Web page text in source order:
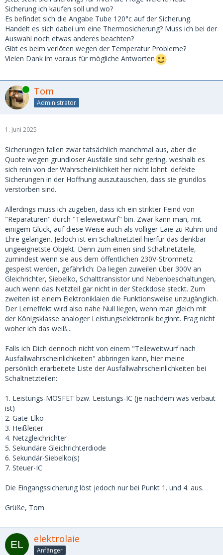
Sicherung ich kaufen soll und wo?
Es befindet sich die Angabe Tube 120°c auf der Sicherung.
Handelt es sich dabei um eine Thermosicherung? Muss ich bei der
Auswahl noch etwas anderes beachten?
Gibt es beim verlöten wegen der Temperatur Probleme?
Vielen Dank im voraus für mögliche Antworten
Online Tom
Administrator
1. Juni 2025
Sicherungen fallen zwar tatsächlich manchmal aus, aber die
Quote wegen grundloser Ausfälle sind sehr gering, weshalb es
sich rein von der Wahrscheinlichkeit her nicht lohnt. defekte
Sicherungen in der Hoffnung auszutauschen, dass sie grundlos
verstorben sind.
Allerdings muss ich zugeben, dass ich ein strikter Feind von
"Reparaturen" durch "Teileweitwurf" bin. Zwar kann man, mit
einigem Glück, auf diese Weise auch als völliger Laie zu Ruhm und
Ehre gelangen. Jedoch ist ein Schaltnetzteil hierfür das denkbar
ungeeignetste Objekt. Denn zum einen sind Schaltnetzteile,
zumindest wenn sie aus dem öffentlichen 230V-Stromnetz
gespeist werden, gefährlich: Da liegen zuweilen über 300V an
Gleichrichter, Siebelko, Schalttransistor und Nebenbeschaltungen,
auch wenn das Netzteil gar nicht in der Steckdose steckt. Zum
zweiten ist einem Elektroniklaien die Funktionsweise unzugänglich.
Der Lerneffekt wird also nahe Null liegen, wenn man gleich mit
der Königsklasse analoger Leistungselektronik beginnt. Frag nicht
woher ich das weiß...
Falls ich Dich dennoch nicht von einem "Teileweitwurf nach
Ausfallwahrscheinlichkeiten" abbringen kann, hier meine
persönlich erarbeitete Liste der Ausfallwahrscheinlichkeiten bei
Schaltnetzteilen:
1. Leistungs-MOSFET bzw. Leistungs-IC (je nachdem was verbaut
ist)
2. Gate-Elko
3. Heißleiter
4. Netzgleichrichter
5. Sekundäre Gleichrichterdiode
6. Sekundär-Siebelko(s)
7. Steuer-IC
Die Eingangssicherung löst jedoch nur bei Punkt 1. und 4. aus.
Grüße, Tom
elektrolaie
Anfänger